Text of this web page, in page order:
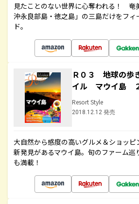
見たことのない世界に心奪われる！ 奄
沖永良部島・徳之島」の三島だけをフィ
ド。
Ｒ０３ 地球の歩
イル マウイ島
Resort Style
2018.12.12 発売
大自然から感度の高いグルメ＆ショッピ
新発見があるマウイ島。旬のファーム巡
も満載！